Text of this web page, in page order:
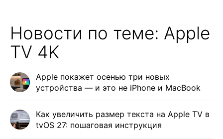
Новости по теме: Apple
TV 4K
Apple покажет осенью три новых
устройства — и это не iPhone и MacBook
Как увеличить размер текста на Apple TV в
tvOS 27: пошаговая инструкция